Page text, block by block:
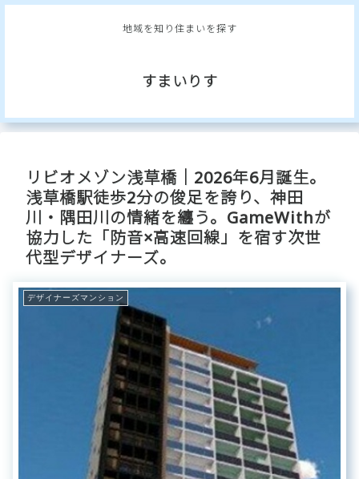
地域を知り住まいを探す
すまいりす
リビオメゾン浅草橋｜2026年6月誕生。
浅草橋駅徒歩2分の俊足を誇り、神田
川・隅田川の情緒を纏う。GameWithが
協力した「防音×高速回線」を宿す次世
代型デザイナーズ。
デザイナーズマンション